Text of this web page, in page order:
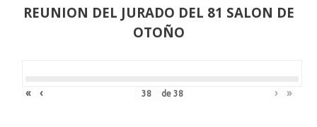
REUNION DEL JURADO DEL 81 SALON DE
OTOÑO
« ‹ de 38 › »